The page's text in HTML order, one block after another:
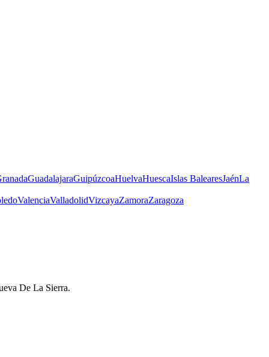
GuadalajaraGuipúzcoaHuelvaHuescaIslas BalearesJaénLa
ValenciaValladolidVizcayaZamoraZaragoza
De La Sierra.